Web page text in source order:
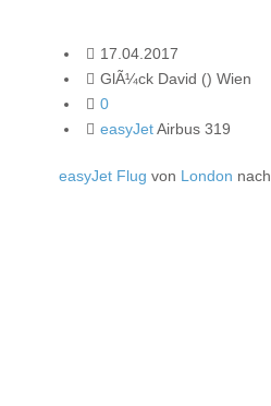
17.04.2017
GlÃ¼ck David () Wien
0
easyJetAirbus 319
easyJet Flug von London nach